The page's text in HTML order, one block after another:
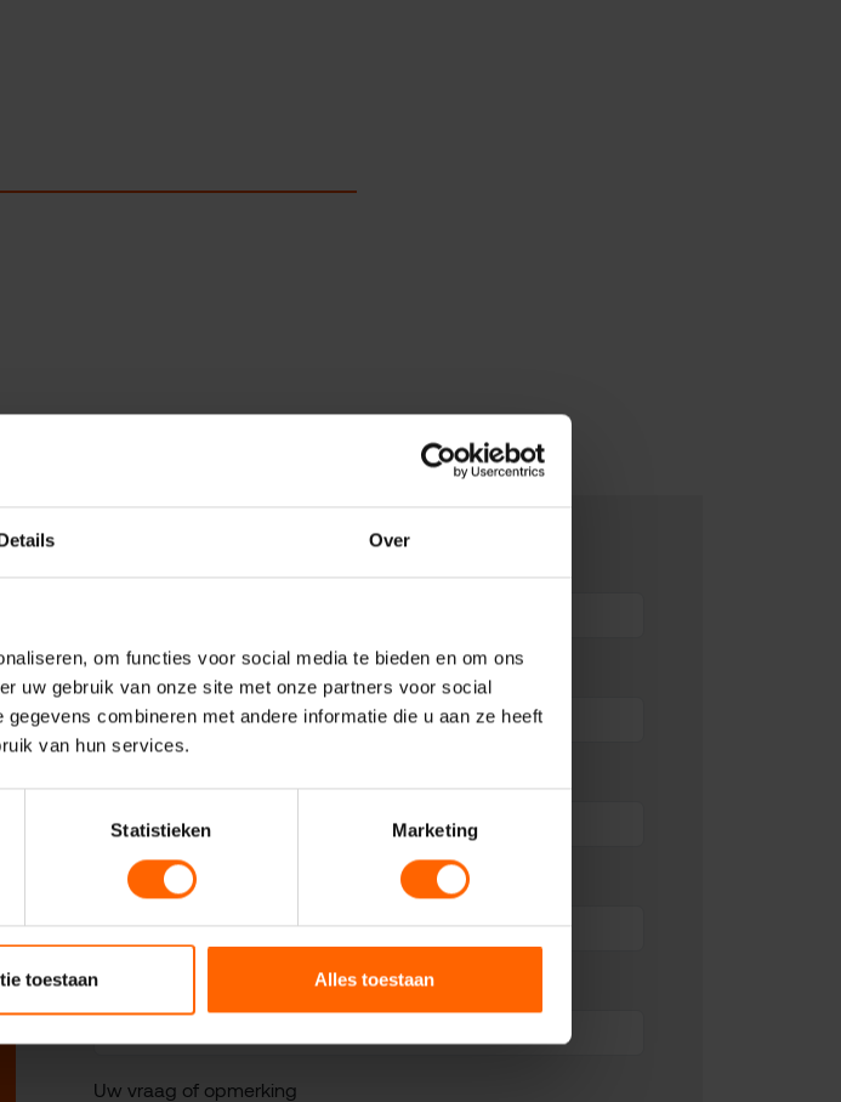
Over
om functies voor social media te bieden en om ons
uw gebruik van onze site met onze partners voor social
combineren met andere informatie die u aan ze heeft
van hun services.
Statistieken Marketing
toestaan Alles toestaan
Uw e-mailadres*
Uw woonplaats
Geadresseerde
Uw vraag of opmerking